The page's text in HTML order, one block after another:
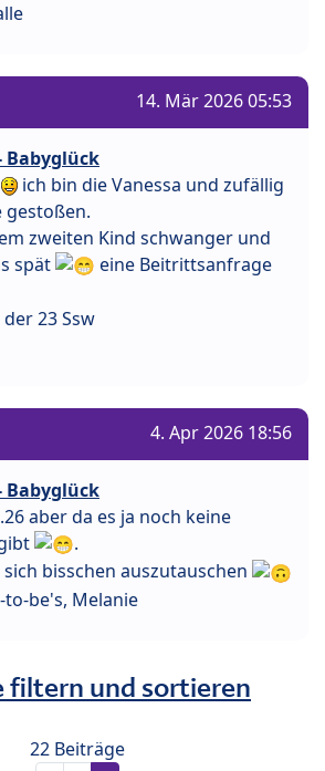
14. Mär 2026 05:53
Babyglück
ich bin die Vanessa und zufällig
gestoßen.
zweiten Kind schwanger und
spät
eine Beitrittsanfrage
23 Ssw
4. Apr 2026 18:56
Babyglück
aber da es ja noch keine
.
bisschen auszutauschen
to-be's, Melanie
filtern und sortieren
22 Beiträge